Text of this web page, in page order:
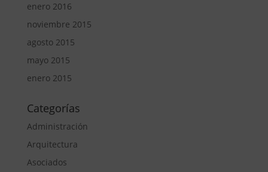
enero 2016
noviembre 2015
agosto 2015
mayo 2015
enero 2015
Categorías
Administración
Arquitectura
Asociados